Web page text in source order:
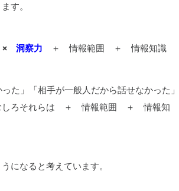
す。
洞察力 ＋ 情報範囲 ＋ 情報知識
た」「相手が一般人だから話せなかった」
むしろそれらは ＋ 情報範囲 ＋ 情報知
になると考えています。